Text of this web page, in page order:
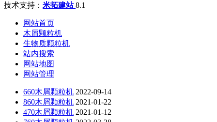
技术支持： 米拓建站8.1
网站首页
木屑颗粒机
生物质颗粒机
站内搜索
网站地图
网站管理
660木屑颗粒机 2022-09-14
860木屑颗粒机 2021-01-22
470木屑颗粒机 2021-01-12